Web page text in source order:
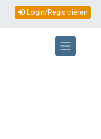
Login/Registrieren